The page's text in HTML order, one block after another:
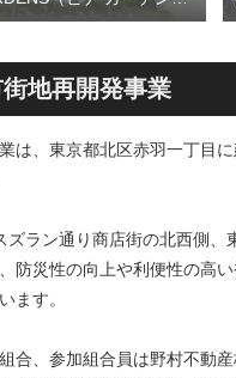
建設中の「（仮称）フ
浴棟」2026年夏時点建
！！天然温泉のほか子
ペット関連の複合施設
地再開発事業
は、東京都北区赤羽一丁目
ラン通り商店街の北西側
防災性の向上や利便性の高
ます。
合、参加組合員は野村不動